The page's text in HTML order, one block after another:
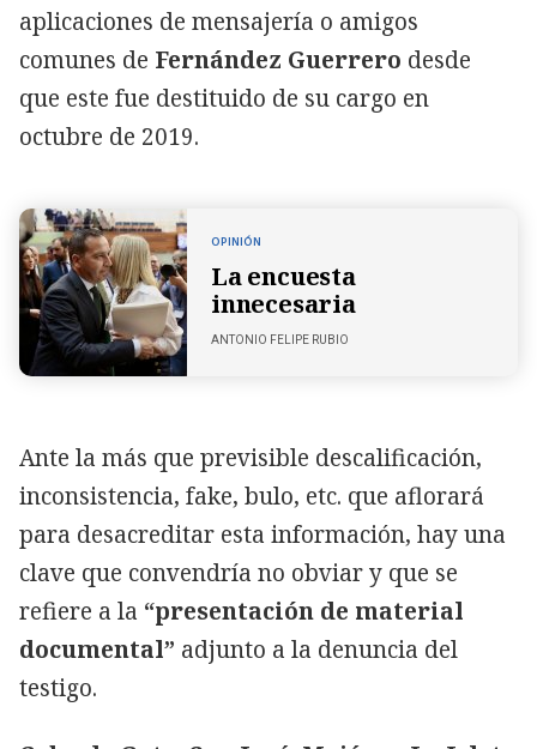
aplicaciones de mensajería o amigos
comunes de Fernández Guerrero desde
que este fue destituido de su cargo en
octubre de 2019.
OPINIÓN
La encuesta
innecesaria
ANTONIO FELIPE RUBIO
Ante la más que previsible descalificación,
inconsistencia, fake, bulo, etc. que aflorará
para desacreditar esta información, hay una
clave que convendría no obviar y que se
refiere a la “presentación de material
documental” adjunto a la denuncia del
testigo.